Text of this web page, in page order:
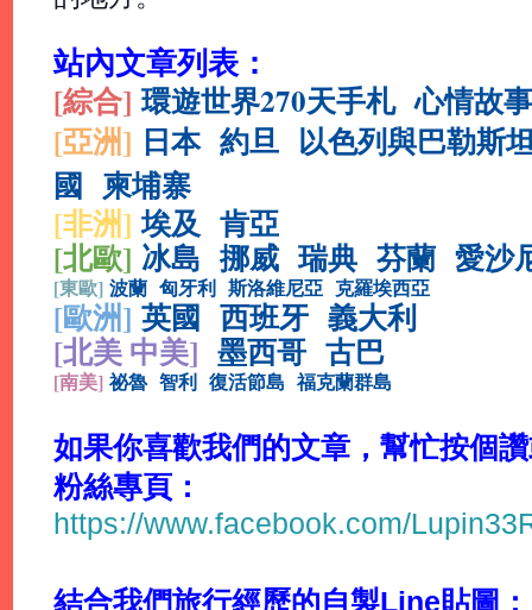
站內文章列表：
[綜合] 環遊世界270天手札 心情故事
[亞洲] 日本 約旦 以色列與巴勒斯
國 柬埔寨
[非洲]埃及 肯亞
[北歐] 冰島 挪威 瑞典 芬蘭 愛沙
[東歐] 波蘭 匈牙利 斯洛維尼亞 克羅埃西亞
[歐洲] 英國 西班牙 義大利
[北美 中美] 墨西哥 古巴
[南美] 祕魯 智利 復活節島 福克蘭群島
如果你喜歡我們的文章，幫忙按個
粉絲專頁：
https://www.facebook.com/
結合我們旅行經歷的自製Line貼圖：